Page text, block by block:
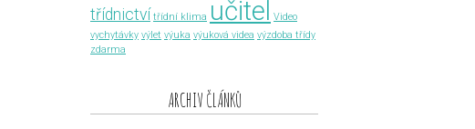
třídnictví třídní klima učitel Video
vychytávky výlet výuka výuková videa výzdoba třídy
zdarma
ARCHIV ČLÁNKŮ